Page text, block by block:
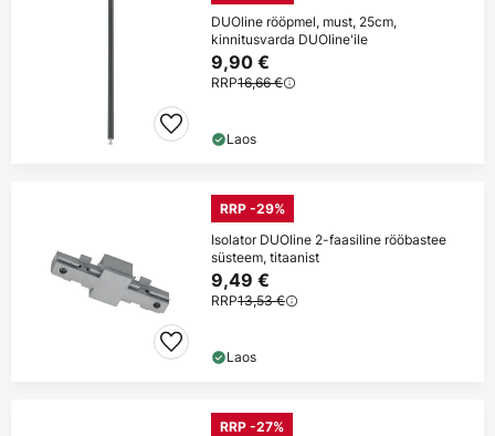
DUOline rööpmel, must, 25cm,
kinnitusvarda DUOline'ile
9,90 €
RRP16,66 €
Laos
RRP -29%
Isolator DUOline 2-faasiline rööbastee
süsteem, titaanist
9,49 €
RRP13,53 €
Laos
RRP -27%